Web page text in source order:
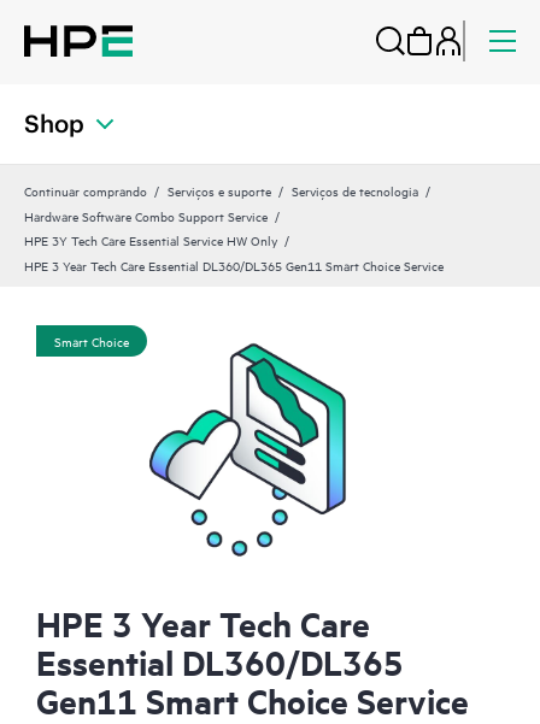
Shop
Continuar comprando Serviços e suporte
Serviços de tecnologia
Hardware Software Combo Support Service
HPE 3Y Tech Care Essential Service HW Only
HPE 3 Year Tech Care Essential DL360/DL365 Gen11 Smart Choice Service
Smart Choice
HPE 3 Year Tech Care
Essential DL360/DL365
Gen11 Smart Choice Service